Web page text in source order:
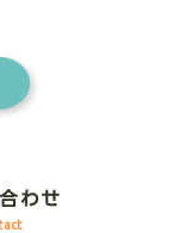
わせ